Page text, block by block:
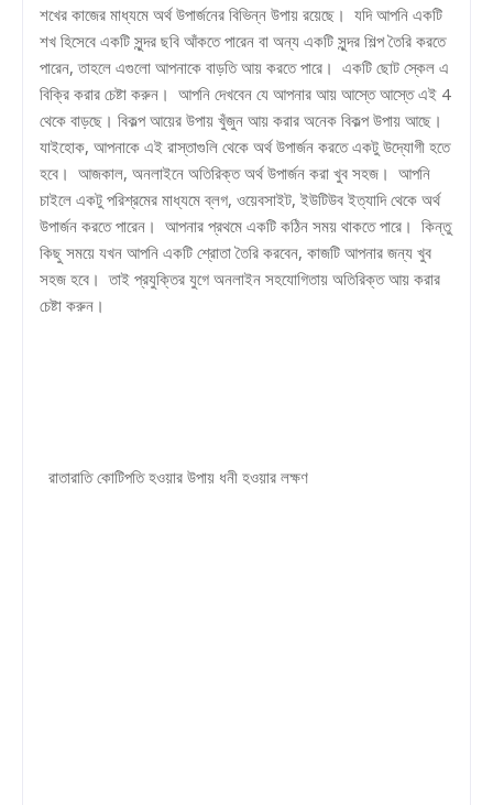
শখের কাজের মাধ্যমে অর্থ উপার্জনের বিভিন্ন উপায় রয়েছে। যদি আপনি একটি
শখ হিসেবে একটি সুন্দর ছবি আঁকতে পারেন বা অন্য একটি সুন্দর শিল্প তৈরি করতে
পারেন, তাহলে এগুলো আপনাকে বাড়তি আয় করতে পারে। একটি ছোট স্কেল এ
বিক্রি করার চেষ্টা করুন। আপনি দেখবেন যে আপনার আয় আস্তে আস্তে এই 4
থেকে বাড়ছে। বিকল্প আয়ের উপায় খুঁজুন আয় করার অনেক বিকল্প উপায় আছে।
যাইহোক, আপনাকে এই রাস্তাগুলি থেকে অর্থ উপার্জন করতে একটু উদ্যোগী হতে
হবে। আজকাল, অনলাইনে অতিরিক্ত অর্থ উপার্জন করা খুব সহজ। আপনি
চাইলে একটু পরিশ্রমের মাধ্যমে ব্লগ, ওয়েবসাইট, ইউটিউব ইত্যাদি থেকে অর্থ
উপার্জন করতে পারেন। আপনার প্রথমে একটি কঠিন সময় থাকতে পারে। কিন্তু
কিছু সময়ে যখন আপনি একটি শ্রোতা তৈরি করবেন, কাজটি আপনার জন্য খুব
সহজ হবে। তাই প্রযুক্তির যুগে অনলাইন সহযোগিতায় অতিরিক্ত আয় করার
চেষ্টা করুন।
রাতারাতি কোটিপতি হওয়ার উপায় ধনী হওয়ার লক্ষণ